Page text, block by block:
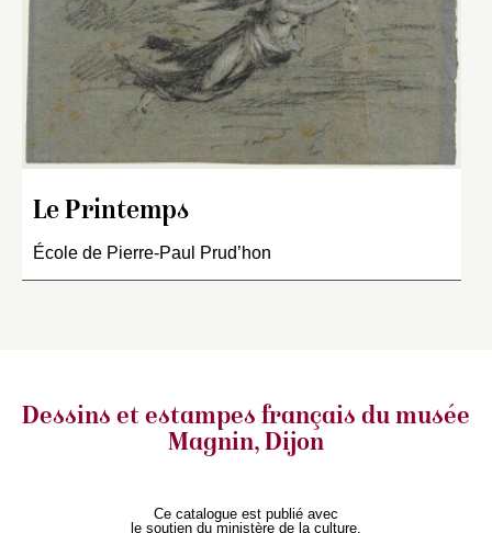
Le Printemps
École de Pierre-Paul Prud’hon
Dessins et estampes français du musée
Magnin, Dijon
Ce catalogue est publié avec
le soutien du ministère de la culture,